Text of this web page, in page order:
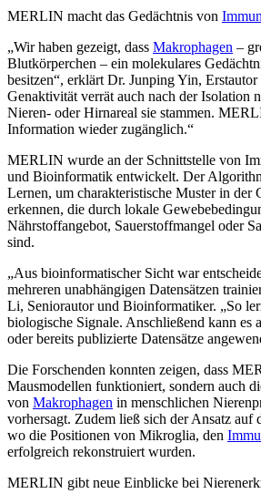
MERLIN macht das Gedächtnis von
„Wir haben gezeigt, dass Makrophagen –
Blutkörperchen – ein molekulares
besitzen“, erklärt Dr. Junping Yin,
Genaktivität verrät auch nach der Isolation
Nieren- oder Hirnareal sie stammen.
Information wieder zugänglich.“
MERLIN wurde an der Schnittstelle von
und Bioinformatik entwickelt. Der
Lernen, um charakteristische Muster in der
erkennen, die durch lokale
Nährstoffangebot, Sauerstoffmangel oder
sind.
„Aus bioinformatischer Sicht war
mehreren unabhängigen Datensätzen
Li, Seniorautor und Bioinformatiker. „So
biologische Signale. Anschließend kann es
oder bereits publizierte Datensätze
Die Forschenden konnten zeigen, dass
Mausmodellen funktioniert, sondern auch
von Makrophagen in menschlichen
vorhersagt. Zudem ließ sich der Ansatz auf
wo die Positionen von Mikroglia, den
erfolgreich rekonstruiert wurden.
MERLIN gibt neue Einblicke bei